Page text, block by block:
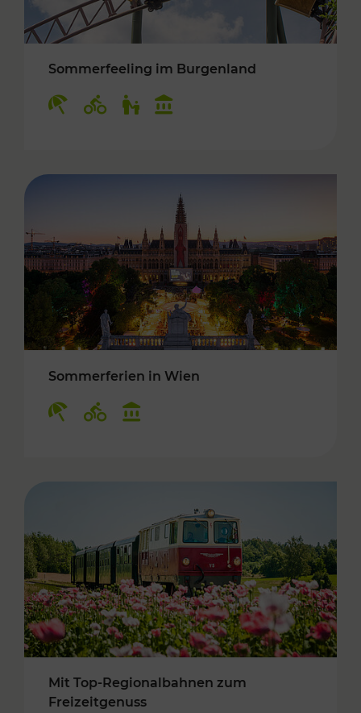
Sommerfeeling im Burgenland
Sommerferien in Wien
Mit Top-Regionalbahnen zum
Freizeitgenuss